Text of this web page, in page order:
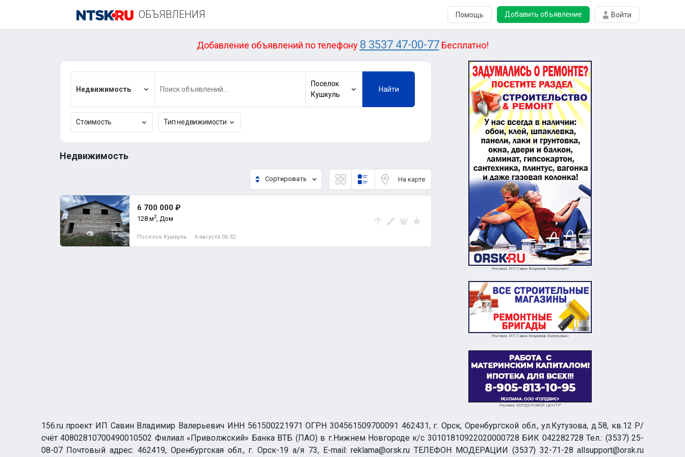
ОБЪЯВЛЕНИЯ Помощь Добавить объявление Войти
Добавление объявлений по телефону 8 3537 47-00-77Бесплатно!
Недвижимость
Поселок
Кушкуль
Найти
Стоимость Тип недвижимости
Недвижимость
Сортировать На карте
6 700 000 ₽
128 м2, Дом
Поселок Кушкуль 6 августа 06:32
Реклама. ИП Савин Владимир Валерьевич
Реклама. ИП Савин Владимир Валерьевич
Реклама. ООО"ДЕЛОВОЙ ЦЕНТР"
156.ru проект ИП Савин Владимир Валерьевич ИНН 561500221971 ОГРН 304561509700091 462431, г. Орск, Оренбургской обл., ул.Кутузова, д.58, кв.12 Р/
счёт 40802810700490010502 Филиал «Приволжский» Банка ВТБ (ПАО) в г.Нижнем Новгороде к/с 30101810922020000728 БИК 042282728 Тел.: (3537) 25-
08-07 Почтовый адрес: 462419, Оренбургская обл., г. Орск-19 а/я 73, E-mail: reklama@orsk.ru ТЕЛЕФОН МОДЕРАЦИИ (3537) 32-71-28 allsupport@orsk.ru